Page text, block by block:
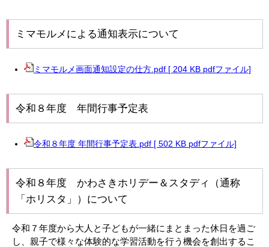
ミマモルメによる通知表示について
ミマモルメ画面通知設定の仕方.pdf [ 204 KB pdfファイル]
令和８年度 年間行事予定表
令和８年度 年間行事予定表.pdf [ 502 KB pdfファイル]
令和８年度 かわさきホリデー＆スタディ（通称
「ホリスタ」）について
令和７年度から大人と子どもが一緒にまとまった休日を過ご
し、親子で様々な体験的な学習活動を行う機会を創出するこ